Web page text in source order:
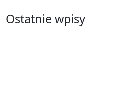
Ostatnie wpisy